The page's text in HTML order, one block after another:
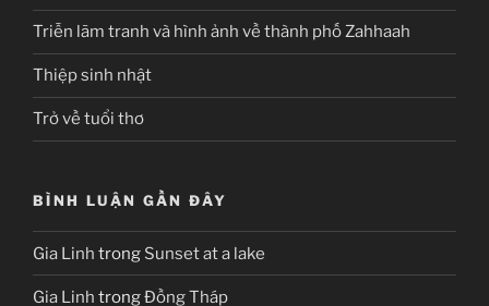
Triễn lãm tranh và hình ảnh về thành phố Zahhaah
Thiệp sinh nhật
Trở về tuổi thơ
BÌNH LUẬN GẦN ĐÂY
Gia Linh trong Sunset at a lake
Gia Linh trongĐồng Tháp